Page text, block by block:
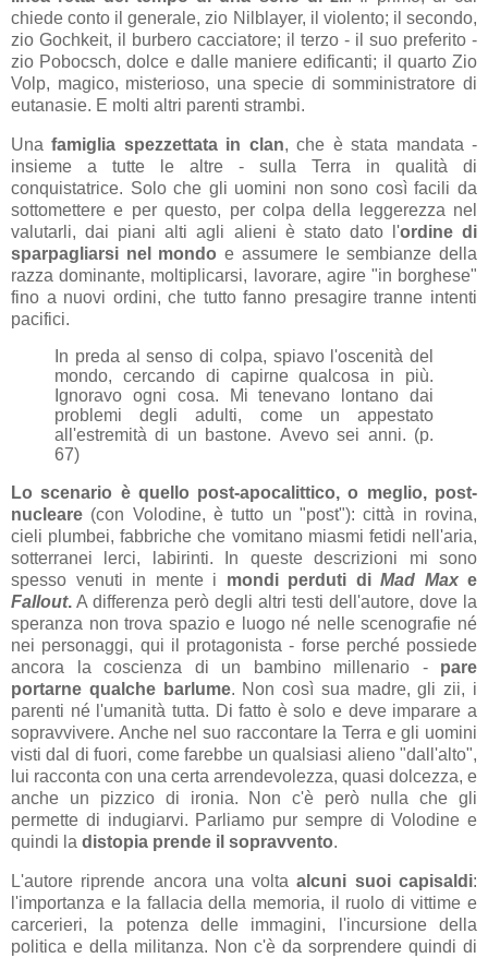
chiede conto il generale, zio Nilblayer, il violento; il secondo,
zio Gochkeit, il burbero cacciatore; il terzo - il suo preferito -
zio Pobocsch, dolce e dalle maniere edificanti; il quarto Zio
Volp, magico, misterioso, una specie di somministratore di
eutanasie. E molti altri parenti strambi.
Una famiglia spezzettata in clan, che è stata mandata -
insieme a tutte le altre - sulla Terra in qualità di
conquistatrice. Solo che gli uomini non sono così facili da
sottomettere e per questo, per colpa della leggerezza nel
valutarli, dai piani alti agli alieni è stato dato l'ordine di
sparpagliarsi nel mondo e assumere le sembianze della
razza dominante, moltiplicarsi, lavorare, agire "in borghese"
fino a nuovi ordini, che tutto fanno presagire tranne intenti
pacifici.
In preda al senso di colpa, spiavo l'oscenità del
mondo, cercando di capirne qualcosa in più.
Ignoravo ogni cosa. Mi tenevano lontano dai
problemi degli adulti, come un appestato
all'estremità di un bastone. Avevo sei anni. (p.
67)
Lo scenario è quello post-apocalittico, o meglio, post-
nucleare (con Volodine, è tutto un "post"): città in rovina,
cieli plumbei, fabbriche che vomitano miasmi fetidi nell'aria,
sotterranei lerci, labirinti. In queste descrizioni mi sono
spesso venuti in mente i mondi perduti di Mad Max e
Fallout. A differenza però degli altri testi dell'autore, dove la
speranza non trova spazio e luogo né nelle scenografie né
nei personaggi, qui il protagonista - forse perché possiede
ancora la coscienza di un bambino millenario - pare
portarne qualche barlume. Non così sua madre, gli zii, i
parenti né l'umanità tutta. Di fatto è solo e deve imparare a
sopravvivere. Anche nel suo raccontare la Terra e gli uomini
visti dal di fuori, come farebbe un qualsiasi alieno "dall'alto",
lui racconta con una certa arrendevolezza, quasi dolcezza, e
anche un pizzico di ironia. Non c'è però nulla che gli
permette di indugiarvi. Parliamo pur sempre di Volodine e
quindi la distopia prende il sopravvento.
L'autore riprende ancora una voltaalcuni suoi capisaldi:
l'importanza e la fallacia della memoria, il ruolo di vittime e
carcerieri, la potenza delle immagini, l'incursione della
politica e della militanza. Non c'è da sorprendere quindi di